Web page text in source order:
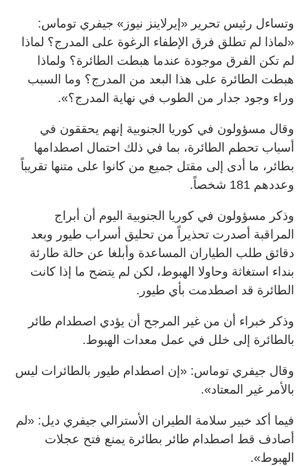
وتساءل رئيس تحرير «إيرلاينز نيوز» جيفري توماس:
«لماذا لم تطلق فرق الإطفاء الرغوة على المدرج؟ لماذا
لم تكن الفرق موجودة عندما هبطت الطائرة؟ ولماذا
هبطت الطائرة على هذا البعد من المدرج؟ وما السبب
وراء وجود جدار من الطوب في نهاية المدرج؟».
وقال مسؤولون في كوريا الجنوبية إنهم يحققون في
أسباب تحطم الطائرة، بما في ذلك احتمال اصطدامها
بطائر، ما أدى إلى مقتل جميع من كانوا على متنها تقريباً
وعددهم 181 شخصاً.
وذكر مسؤولون في كوريا الجنوبية اليوم أن أبراج
المراقبة أصدرت تحذيراً من تحليق أسراب طيور وبعد
دقائق طلب الطياران المساعدة وأبلغا عن حالة طارئة
بنداء استغاثة وحاولا الهبوط، لكن لم يتضح ما إذا كانت
الطائرة قد اصطدمت بأي طيور.
وذكر خبراء أن من غير المرجح أن يؤدي اصطدام طائر
بالطائرة إلى خلل في عمل معدات الهبوط.
وقال جيفري توماس: «إن اصطدام طيور بالطائرات ليس
بالأمر غير المعتاد».
فيما أكد خبير سلامة الطيران الأسترالي جيفري ديل: «لم
أصادف قط اصطدام طائر بطائرة يمنع فتح عجلات
الهبوط».